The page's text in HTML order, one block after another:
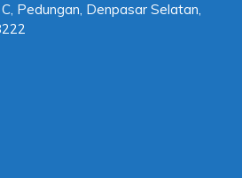
Pedungan, Denpasar Selatan,